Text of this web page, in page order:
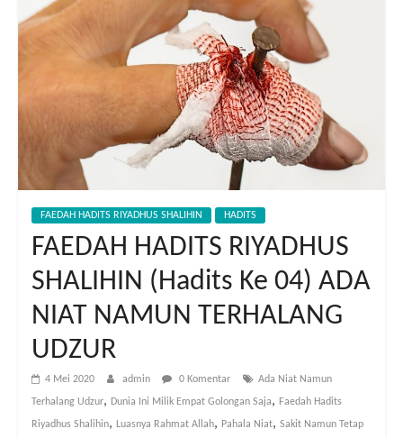
FAEDAH HADITS RIYADHUS SHALIHIN HADITS
FAEDAH HADITS RIYADHUS
SHALIHIN (Hadits Ke 04) ADA
NIAT NAMUN TERHALANG
UDZUR
4 Mei 2020 admin 0 Komentar Ada Niat Namun
Terhalang Udzur, Dunia Ini Milik Empat Golongan Saja, Faedah Hadits
Riyadhus Shalihin, Luasnya Rahmat Allah, Pahala Niat, Sakit Namun Tetap